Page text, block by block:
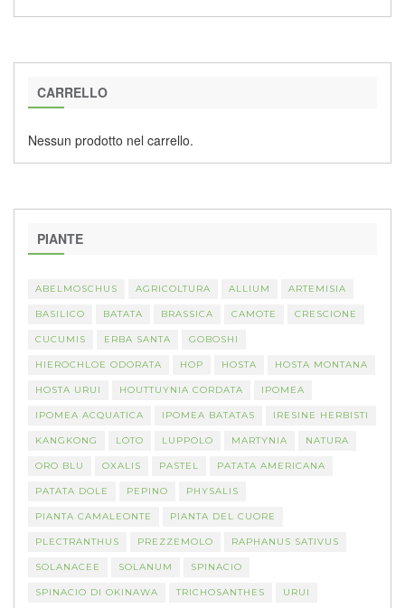
CARRELLO
Nessun prodotto nel carrello.
PIANTE
ABELMOSCHUS AGRICOLTURA ALLIUM ARTEMISIA
BASILICO BATATA BRASSICA CAMOTE CRESCIONE
CUCUMIS ERBA SANTA GOBOSHI
HIEROCHLOE ODORATA HOP HOSTA HOSTA MONTANA
HOSTA URUI HOUTTUYNIA CORDATA IPOMEA
IPOMEA ACQUATICA IPOMEA BATATAS IRESINE HERBISTI
KANGKONG LOTO LUPPOLO MARTYNIA NATURA
ORO BLU OXALIS PASTEL PATATA AMERICANA
PATATA DOLE PEPINO PHYSALIS
PIANTA CAMALEONTE PIANTA DEL CUORE
PLECTRANTHUS PREZZEMOLO RAPHANUS SATIVUS
SOLANACEE SOLANUM SPINACIO
SPINACIO DI OKINAWA TRICHOSANTHES URUI